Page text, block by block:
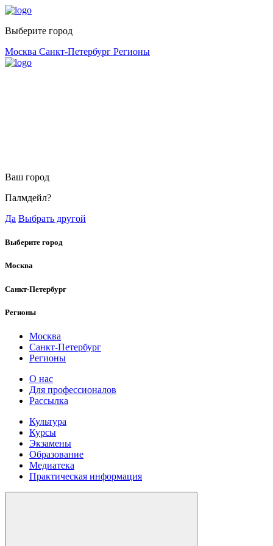
Выберите город
Москва Санкт-Петербург Регионы
Ваш город
Палмдейл?
Да Выбрать другой
Выберите город
Москва
Санкт-Петербург
Регионы
Москва
Санкт-Петербург
Регионы
О нас
Для профессионалов
Рассылка
Культура
Курсы
Экзамены
Образование
Медиатека
Практическая информация